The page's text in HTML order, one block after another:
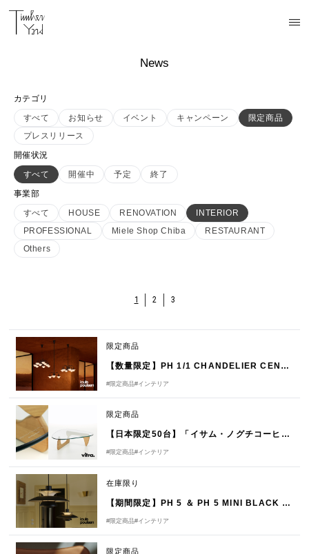
News
カテゴリ
すべて
お知らせ イベント キャンペーン
限定商品
プレスリリース
開催状況
すべて
開催中 予定
終了
事業部
すべて
HOUSE RENOVATION
INTERIOR
PROFESSIONAL
Miele Shop Chiba
RESTAURANT
Others
1 2 3
限定商品
【数量限定】PH 1/1 CHANDELIER CENTENARY EDITION by Louis Poulsen（ルイスポールセン）
#限定商品#インテリア
限定商品
【日本限定50台】「イサム・ノグチコーヒーテーブル オーク」発売のお知らせ
#限定商品#インテリア
在庫限り
【期間限定】PH 5 ＆ PH 5 MINI BLACK EDITION 2025
#限定商品#インテリア
限定商品